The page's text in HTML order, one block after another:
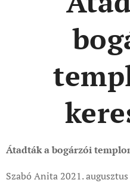
Átadták a bogárzói
Szabó Anita 2021.